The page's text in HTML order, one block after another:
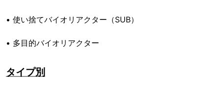
• 使い捨てバイオリアクター（SUB）
• 多目的バイオリアクター
タイプ別